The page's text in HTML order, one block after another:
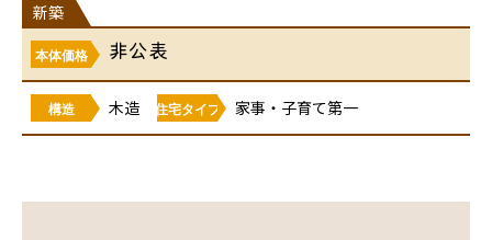
新築
本体価格 非公表
構造 木造 住宅タイプ 家事・子育て第一